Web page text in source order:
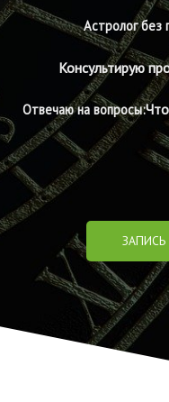
Астролог без
Консультирую
Отвечаю на вопросы: